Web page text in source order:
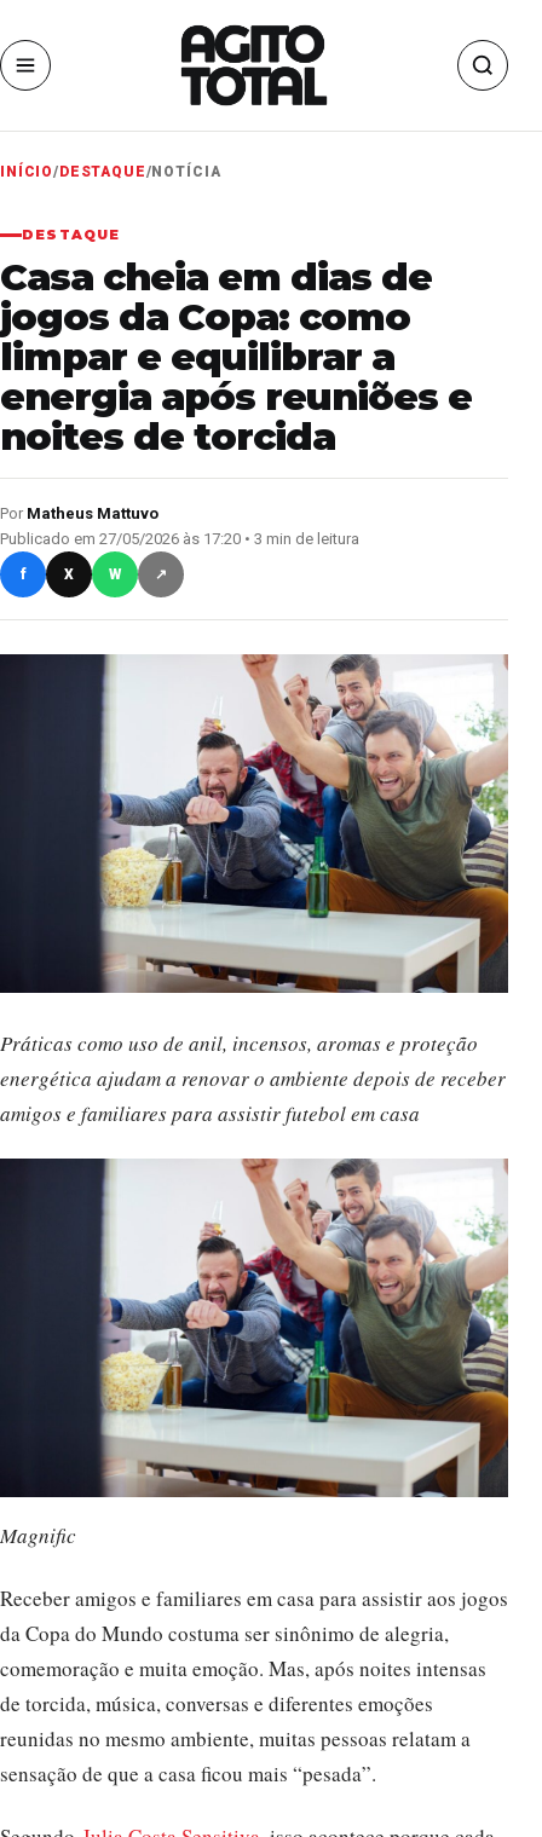
INÍCIO/ DESTAQUE/ NOTÍCIA
DESTAQUE
Casa cheia em dias de
jogos da Copa: como
limpar e equilibrar a
energia após reuniões e
noites de torcida
Por Matheus Mattuvo
Publicado em 27/05/2026 às 17:20 • 3 min de leitura
f X W ↗
Práticas como uso de anil, incensos, aromas e proteção
energética ajudam a renovar o ambiente depois de receber
amigos e familiares para assistir futebol em casa
Magnific
Receber amigos e familiares em casa para assistir aos jogos
da Copa do Mundo costuma ser sinônimo de alegria,
comemoração e muita emoção. Mas, após noites intensas
de torcida, música, conversas e diferentes emoções
reunidas no mesmo ambiente, muitas pessoas relatam a
sensação de que a casa ficou mais “pesada”.